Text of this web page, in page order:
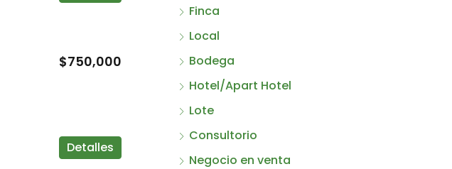
$750,000
Detalles
Finca
Local
Bodega
Hotel/Apart Hotel
Lote
Consultorio
Negocio en venta